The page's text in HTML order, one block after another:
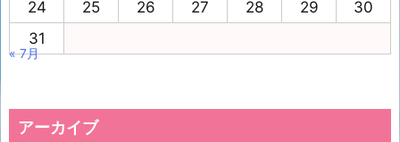
24
25 26 27 28 29
30
31
« 7月
アーカイブ